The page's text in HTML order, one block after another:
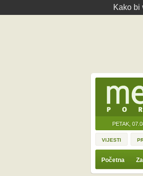
Kako bi
PETAK,
VIJESTI
Početna